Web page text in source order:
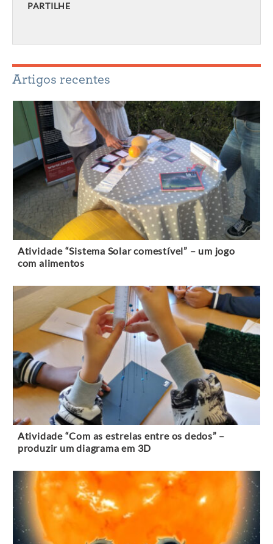
PARTILHE
Artigos recentes
Atividade “Sistema Solar comestível” – um jogo
com alimentos
Atividade “Com as estrelas entre os dedos” –
produzir um diagrama em 3D